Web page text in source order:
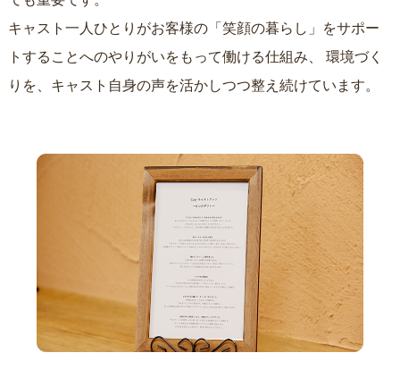
キャスト一人ひとりがお客様の「笑顔の暮らし」をサポー
トすることへのやりがいをもって働ける仕組み、
りを、キャスト自身の声を活かしつつ整え続けています。